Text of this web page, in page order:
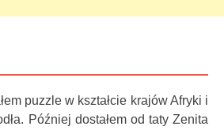
puzzle w kształcie krajów Afryki i
Później dostałem od taty Zenita